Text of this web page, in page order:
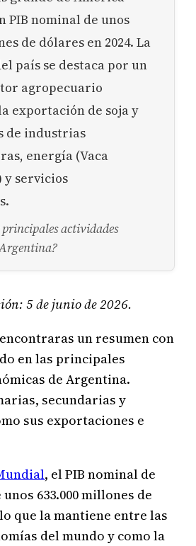
PIB nominal de unos
de dólares en 2024. La
país se destaca por un
agropecuario
exportación de soja y
de industrias
energía (Vaca
servicios
principales actividades
5 de junio de 2026.
un resumen con
en las principales
de Argentina.
secundarias y
sus exportaciones e
, el PIB nominal de
633.000 millones de
que la mantiene entre las
del mundo y como la